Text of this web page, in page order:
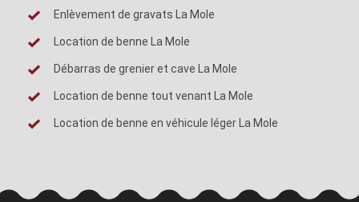
Enlèvement de gravats La Mole
Location de benne La Mole
Débarras de grenier et cave La Mole
Location de benne tout venant La Mole
Location de benne en véhicule léger La Mole